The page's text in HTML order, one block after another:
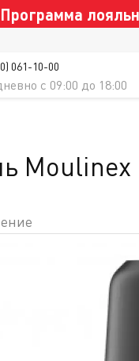
Программа
061-10-00
c 09:00 до 18:00
Moulinex